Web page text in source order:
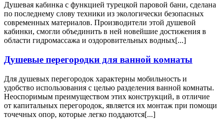
Душевая кабинка с функцией турецкой паровой бани, сделана
по последнему слову техники из экологически безопасных
современных материалов. Производители этой душевой
кабинки, смогли объединить в ней новейшие достижения в
области гидромассажа и оздоровительных водных[...]
Душевые перегородки для ванной комнаты
Для душевых перегородок характерны мобильность и
удобство использования с целью разделения ванной комнаты.
Неоспоримым преимуществом этих конструкций, в отличие
от капитальных перегородок, является их монтаж при помощи
точечных опор, которые легко поддаются[...]